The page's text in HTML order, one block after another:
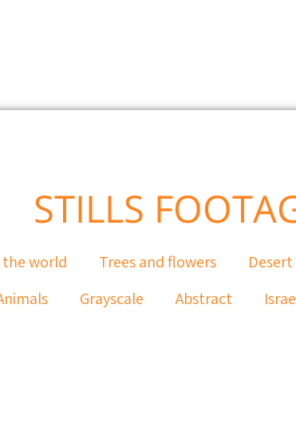
STILLS
world Trees and flowers Desert
Grayscale Abstract